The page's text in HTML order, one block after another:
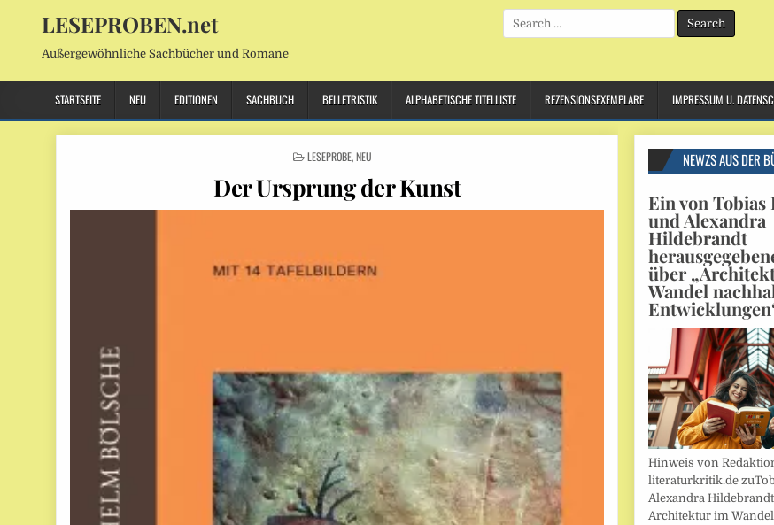
LESEPROBEN.net
Außergewöhnliche Sachbücher und Romane
Search
for:
STARTSEITE NEU EDITIONEN SACHBUCH BELLETRISTIK ALPHABETISCHE TITELLISTE REZENSIONSEXEMPLARE IMPRESSUM U.
POSTED
LESEPROBE,NEU
Der Ursprung der Kunst
NEWZS AUS DER
Ein von Tobias
und Alexandra
Hildebrandt
über
Wandel
Hinweis von
literaturkritik.de
Alexandra Hildebrandt
Architektur im